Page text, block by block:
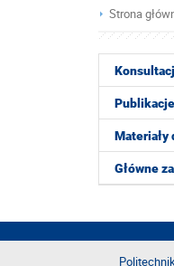
Strona
Publikacje
Materiały
Główne